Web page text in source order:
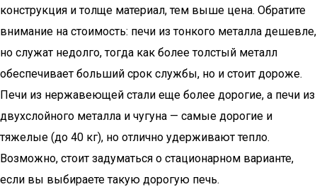
конструкция и толще материал, тем выше цена. Обратите
внимание на стоимость: печи из тонкого металла дешевле,
но служат недолго, тогда как более толстый металл
обеспечивает больший срок службы, но и стоит дороже.
Печи из нержавеющей стали еще более дорогие, а печи из
двухслойного металла и чугуна — самые дорогие и
тяжелые (до 40 кг), но отлично удерживают тепло.
Возможно, стоит задуматься о стационарном варианте,
если вы выбираете такую дорогую печь.